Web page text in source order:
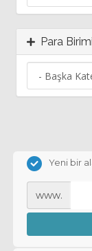
Para Birimi
Yeni bir
www.